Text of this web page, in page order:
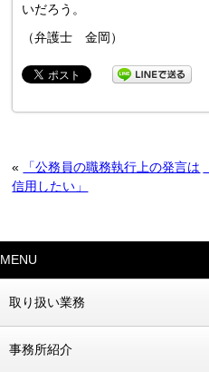
いだろう。
（弁護士 金岡）
«
「公務員の職務執行上の発言は
信用したい」
MENU
取り扱い業務
事務所紹介